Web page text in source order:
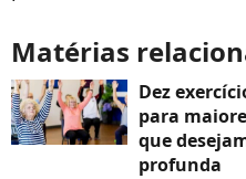
Matérias
Dez
para
que
profunda